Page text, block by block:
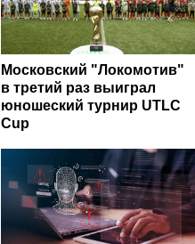
Московский "Локомотив"
в третий раз выиграл
юношеский турнир UTLC
Cup